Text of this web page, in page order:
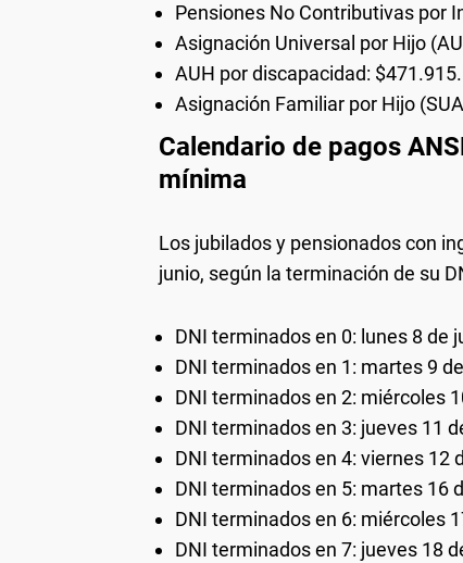
Pensiones No Contributivas por
Asignación Universal por Hijo
AUH por discapacidad: $471.915.
Asignación Familiar por Hijo
Calendario de pagos
mínima
Los jubilados y pensionados con
junio, según la terminación de su
DNI terminados en 0: lunes 8 de
DNI terminados en 1: martes 9
DNI terminados en 2: miércoles
DNI terminados en 3: jueves 11
DNI terminados en 4: viernes 12
DNI terminados en 5: martes 16
DNI terminados en 6: miércoles
DNI terminados en 7: jueves 18